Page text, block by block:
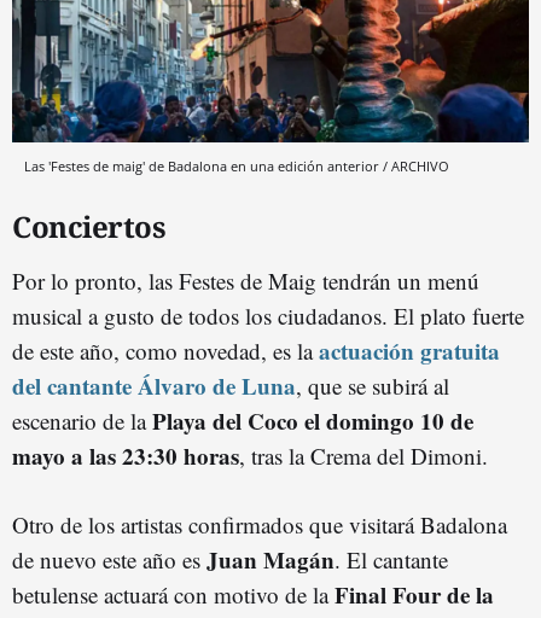
Las 'Festes de maig' de Badalona en una edición anterior / ARCHIVO
Conciertos
Por lo pronto, las Festes de Maig tendrán un menú
musical a gusto de todos los ciudadanos. El plato fuerte
de este año, como novedad, es laactuación gratuita
del cantante Álvaro de Luna, que se subirá al
escenario de laPlaya del Coco el domingo 10 de
mayo a las 23:30 horas, tras la Crema del Dimoni.
Otro de los artistas confirmados que visitará Badalona
de nuevo este año es Juan Magán. El cantante
betulense actuará con motivo de laFinal Four de la